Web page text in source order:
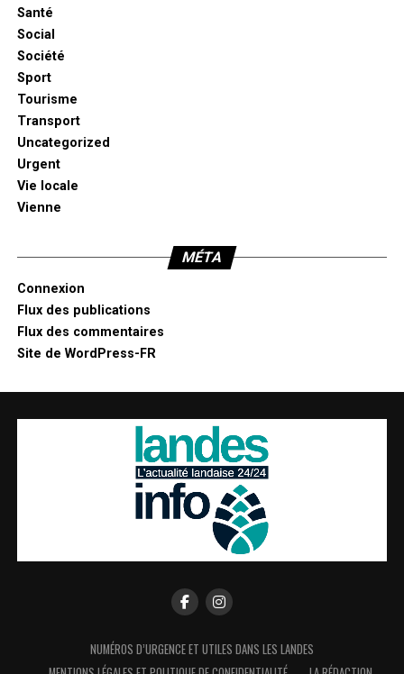
Santé
Social
Société
Sport
Tourisme
Transport
Uncategorized
Urgent
Vie locale
Vienne
MÉTA
Connexion
Flux des publications
Flux des commentaires
Site de WordPress-FR
NUMÉROS D’URGENCE ET UTILES DANS LES LANDES